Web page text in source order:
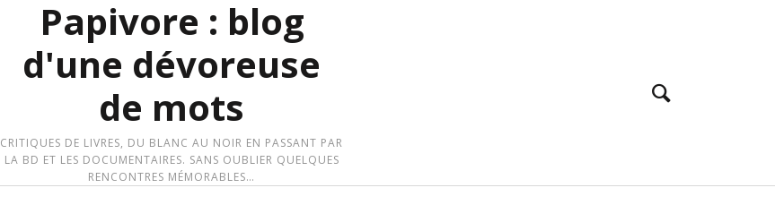
Papivore : blog
d'une dévoreuse
de mots
CRITIQUES DE LIVRES, DU BLANC AU NOIR EN PASSANT PAR
LA BD ET LES DOCUMENTAIRES. SANS OUBLIER QUELQUES
RENCONTRES MÉMORABLES…